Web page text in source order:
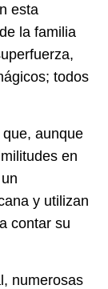
n esta
la familia
todos
que, aunque
en
y utilizan
contar su
numerosas